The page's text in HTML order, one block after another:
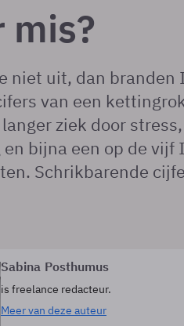
mis?
niet uit, dan branden
van een
ziek door
en bijna een op de vijf
Schrikbarende
Sabina Posthumus
is freelance redacteur.
Meer van deze auteur